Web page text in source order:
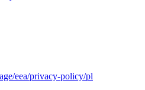
eea/privacy-policy/pl